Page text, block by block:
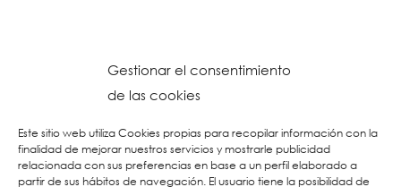
Gestionar el consentimiento
de las cookies
Este sitio web utiliza Cookies propias para recopilar información con la
finalidad de mejorar nuestros servicios y mostrarle publicidad
relacionada con sus preferencias en base a un perfil elaborado a
partir de sus hábitos de navegación. El usuario tiene la posibilidad de